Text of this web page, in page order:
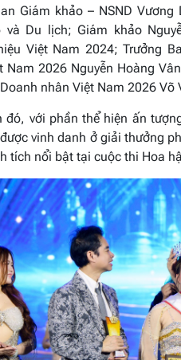
Giám khảo – NSND
và Du lịch;Giám khảo
Việt Nam 2024; Trưởng
Nam 2026 Nguyễn Hoàng Vân
nhân Việt Nam 2026 Võ
đó, với phần thể hiện ấn
vinh danh ở giải thưởng
tích nổi bật tại cuộc thi Hoa